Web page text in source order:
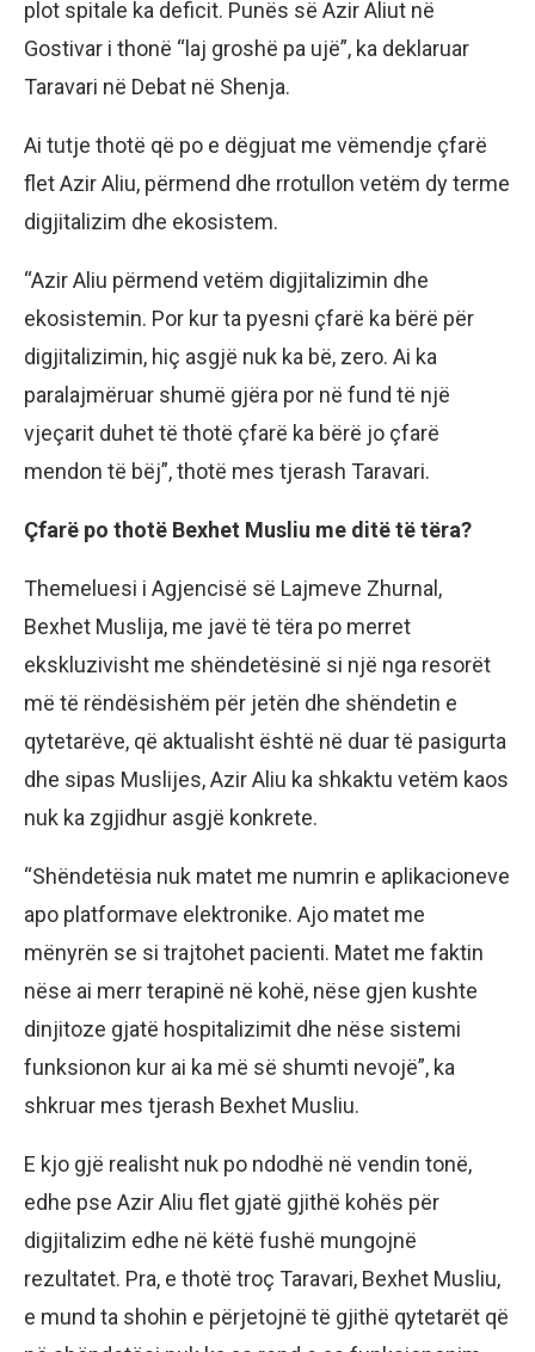
plot spitale ka deficit. Punës së Azir Aliut në
Gostivar i thonë “laj groshë pa ujë”, ka deklaruar
Taravari në Debat në Shenja.
Ai tutje thotë që po e dëgjuat me vëmendje çfarë
flet Azir Aliu, përmend dhe rrotullon vetëm dy terme
digjitalizim dhe ekosistem.
“Azir Aliu përmend vetëm digjitalizimin dhe
ekosistemin. Por kur ta pyesni çfarë ka bërë për
digjitalizimin, hiç asgjë nuk ka bë, zero. Ai ka
paralajmëruar shumë gjëra por në fund të një
vjeçarit duhet të thotë çfarë ka bërë jo çfarë
mendon të bëj”, thotë mes tjerash Taravari.
Çfarë po thotë Bexhet Musliu me ditë të tëra?
Themeluesi i Agjencisë së Lajmeve Zhurnal,
Bexhet Muslija, me javë të tëra po merret
ekskluzivisht me shëndetësinë si një nga resorët
më të rëndësishëm për jetën dhe shëndetin e
qytetarëve, që aktualisht është në duar të pasigurta
dhe sipas Muslijes, Azir Aliu ka shkaktu vetëm kaos
nuk ka zgjidhur asgjë konkrete.
“Shëndetësia nuk matet me numrin e aplikacioneve
apo platformave elektronike. Ajo matet me
mënyrën se si trajtohet pacienti. Matet me faktin
nëse ai merr terapinë në kohë, nëse gjen kushte
dinjitoze gjatë hospitalizimit dhe nëse sistemi
funksionon kur ai ka më së shumti nevojë”, ka
shkruar mes tjerash Bexhet Musliu.
E kjo gjë realisht nuk po ndodhë në vendin tonë,
edhe pse Azir Aliu flet gjatë gjithë kohës për
digjitalizim edhe në këtë fushë mungojnë
rezultatet. Pra, e thotë troç Taravari, Bexhet Musliu,
e mund ta shohin e përjetojnë të gjithë qytetarët që